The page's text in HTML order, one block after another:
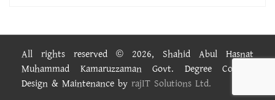
All rights reserved © 2026, Shahid Abul Hasnat
Muhammad Kamaruzzaman Govt. Degree College.
Design & Maintenance by rajIT Solutions Ltd.